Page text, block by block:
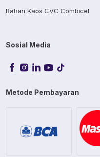
Bahan Kaos CVC Combicel
Sosial Media
Metode Pembayaran